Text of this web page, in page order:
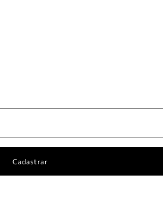
Cadastrar